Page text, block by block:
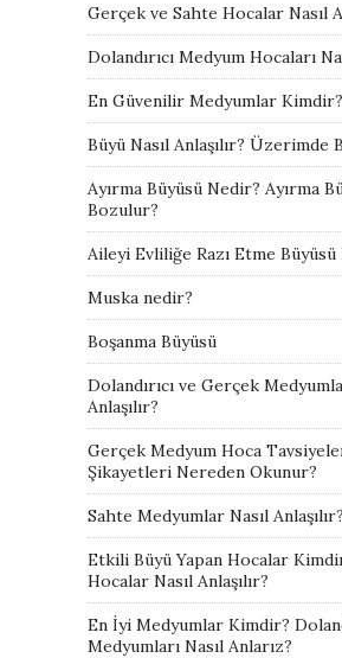
Gerçek ve Sahte Hocalar Nasıl
Dolandırıcı Medyum Hocaları
En Güvenilir Medyumlar Kimdir?
Büyü Nasıl Anlaşılır? Üzerimde
Ayırma Büyüsü Nedir? Ayırma
Bozulur?
Aileyi Evliliğe Razı Etme
Muska nedir?
Boşanma Büyüsü
Dolandırıcı ve Gerçek
Anlaşılır?
Gerçek Medyum Hoca
Şikayetleri Nereden Okunur?
Sahte Medyumlar Nasıl Anlaşılır?
Etkili Büyü Yapan Hocalar
Hocalar Nasıl Anlaşılır?
En İyi Medyumlar Kimdir?
Medyumları Nasıl Anlarız?